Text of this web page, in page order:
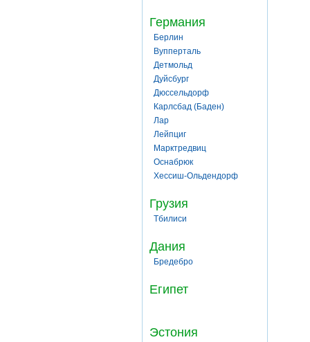
Германия
Берлин
Вупперталь
Детмольд
Дуйсбург
Дюссельдорф
Карлсбад (Баден)
Лар
Лейпциг
Марктредвиц
Оснабрюк
Хессиш-Ольдендорф
Грузия
Тбилиси
Дания
Бредебро
Египет
Эстония